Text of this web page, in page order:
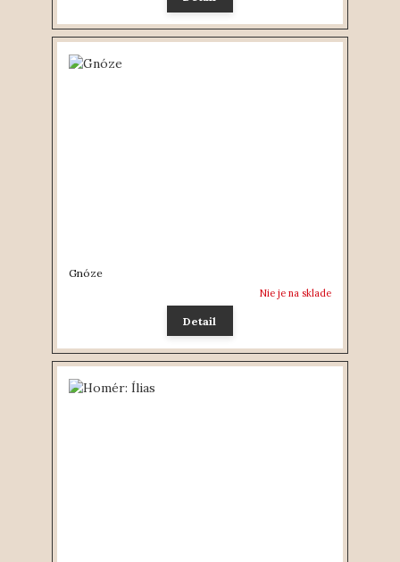
Gnóze
Nie je na sklade
Detail